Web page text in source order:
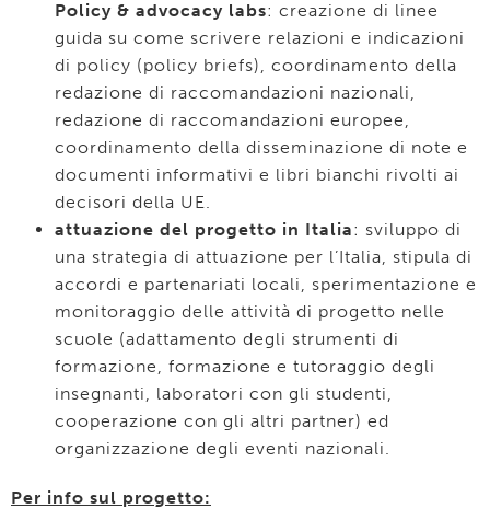
Policy & advocacy labs: creazione di linee
guida su come scrivere relazioni e indicazioni
di policy (policy briefs), coordinamento della
redazione di raccomandazioni nazionali,
redazione di raccomandazioni europee,
coordinamento della disseminazione di note e
documenti informativi e libri bianchi rivolti ai
decisori della UE.
attuazione del progetto in Italia: sviluppo di
una strategia di attuazione per l’Italia, stipula di
accordi e partenariati locali, sperimentazione e
monitoraggio delle attività di progetto nelle
scuole (adattamento degli strumenti di
formazione, formazione e tutoraggio degli
insegnanti, laboratori con gli studenti,
cooperazione con gli altri partner) ed
organizzazione degli eventi nazionali.
Per info sul progetto: